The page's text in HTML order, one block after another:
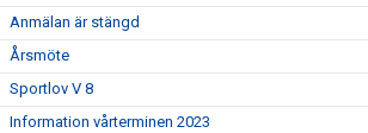
Anmälan är stängd
Årsmöte
Sportlov V 8
Information vårterminen 2023